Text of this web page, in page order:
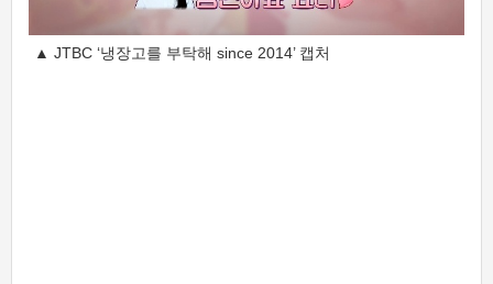
▲ JTBC ‘냉장고를 부탁해 since 2014’ 캡처